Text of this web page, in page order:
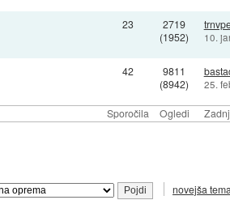
Sporočila Ogledi
23
2719
(1952)
10.
42
9811
(8942)
25.
novejša